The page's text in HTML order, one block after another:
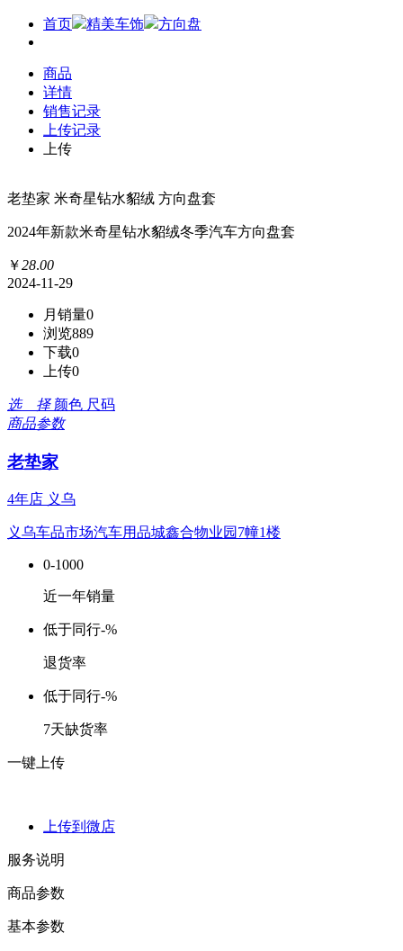
首页 精美车饰 方向盘
商品
详情
销售记录
上传记录
上传
老垫家 米奇星钻水貂绒 方向盘套
2024年新款米奇星钻水貂绒冬季汽车方向盘套
￥28.00
2024-11-29
月销量0
浏览889
下载0
上传0
选 择 颜色 尺码
商品参数
老垫家
4年店 义乌
义乌车品市场汽车用品城鑫合物业园7幢1楼
0-1000
近一年销量
低于同行-%
退货率
低于同行-%
7天缺货率
一键上传
上传到微店
服务说明
商品参数
基本参数